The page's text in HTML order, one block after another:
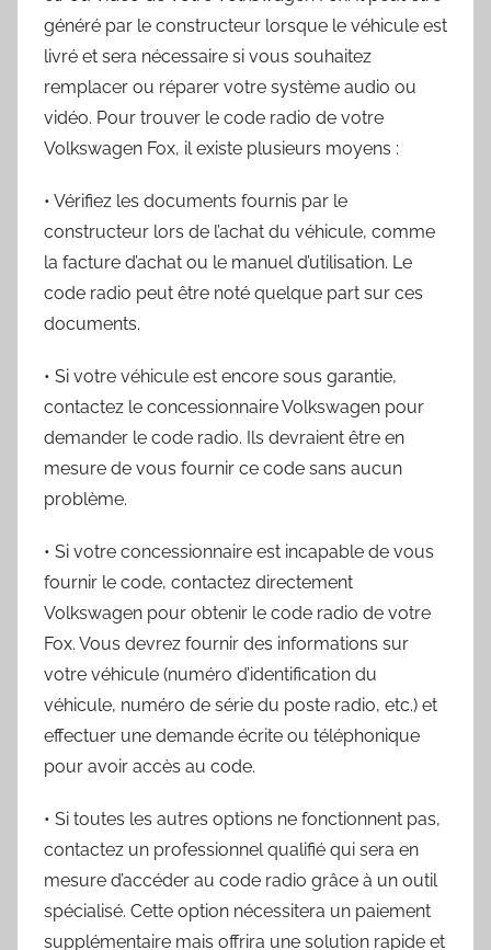
généré par le constructeur lorsque le véhicule est
livré et sera nécessaire si vous souhaitez
remplacer ou réparer votre système audio ou
vidéo. Pour trouver le code radio de votre
Volkswagen Fox, il existe plusieurs moyens :
• Vérifiez les documents fournis par le
constructeur lors de l’achat du véhicule, comme
la facture d’achat ou le manuel d’utilisation. Le
code radio peut être noté quelque part sur ces
documents.
• Si votre véhicule est encore sous garantie,
contactez le concessionnaire Volkswagen pour
demander le code radio. Ils devraient être en
mesure de vous fournir ce code sans aucun
problème.
• Si votre concessionnaire est incapable de vous
fournir le code, contactez directement
Volkswagen pour obtenir le code radio de votre
Fox. Vous devrez fournir des informations sur
votre véhicule (numéro d’identification du
véhicule, numéro de série du poste radio, etc.) et
effectuer une demande écrite ou téléphonique
pour avoir accès au code.
• Si toutes les autres options ne fonctionnent pas,
contactez un professionnel qualifié qui sera en
mesure d’accéder au code radio grâce à un outil
spécialisé. Cette option nécessitera un paiement
supplémentaire mais offrira une solution rapide et